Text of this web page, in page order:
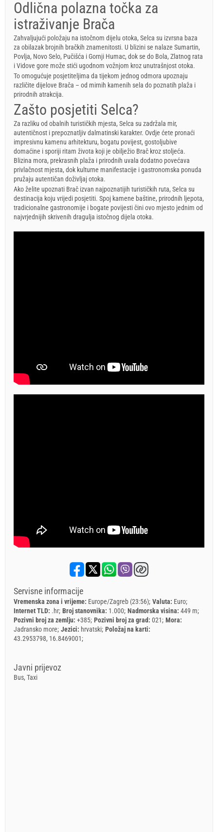
Odlična polazna točka za
istraživanje Brača
Zahvaljujući položaju na istočnom dijelu otoka, Selca su izvrsna baza
za obilazak brojnih bračkih znamenitosti. U blizini se nalaze Sumartin,
Povlja, Novo Selo, Pučišća i Gornji Humac, dok se do Bola, Zlatnog rata
i Vidove gore može stići ugodnom vožnjom kroz unutrašnjost otoka.
To omogućuje posjetiteljima da tijekom jednog odmora upoznaju
različite dijelove Brača – od mirnih kamenih sela do poznatih plaža i
prirodnih atrakcija.
Zašto posjetiti Selca?
Za razliku od obalnih turističkih mjesta, Selca su zadržala mir,
autentičnost i prepoznatljiv dalmatinski karakter. Ovdje ćete pronaći
impresivnu kamenu arhitekturu, bogatu povijest, gostoljubive
domaćine i sporiji ritam života koji je obilježio Brač kroz stoljeća.
Blizina mora, prekrasnih plaža i prirodnih uvala dodatno povećava
privlačnost mjesta, dok kulturne manifestacije i gastronomska ponuda
pružaju autentičan doživljaj otoka.
Ako želite upoznati Brač izvan najpoznatijih turističkih ruta, Selca su
destinacija koju vrijedi posjetiti. Spoj kamene baštine, prirodnih ljepota,
tradicionalne gastronomije i bogate povijesti čini ovo mjesto jednim od
najvrjednijih skrivenih dragulja istočnog dijela otoka.
Servisne informacije
Vremenska zona i vrijeme: Europe/Zagreb (23:56) Valuta: Euro
Internet TLD: .hr Broj stanovnika: 1.000 Nadmorska visina: 449 m
Pozivni broj za zemlju: +385 Pozivni broj za grad: 021 Mora:
Jadransko more Jezici: hrvatski Položaj na karti:
43.2953798, 16.8469001
Javni prijevoz
Bus, Taxi